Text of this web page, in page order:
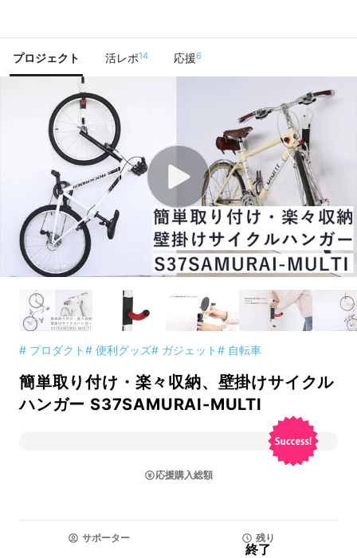
プロジェクト 活レポ14 応援6
# プロダクト# 便利グッズ# ガジェット# 自転車
簡単取り付け・楽々収納、壁掛けサイクル
ハンガー S37SAMURAI-MULTI
応援購入総額
サポーター 残り
終了